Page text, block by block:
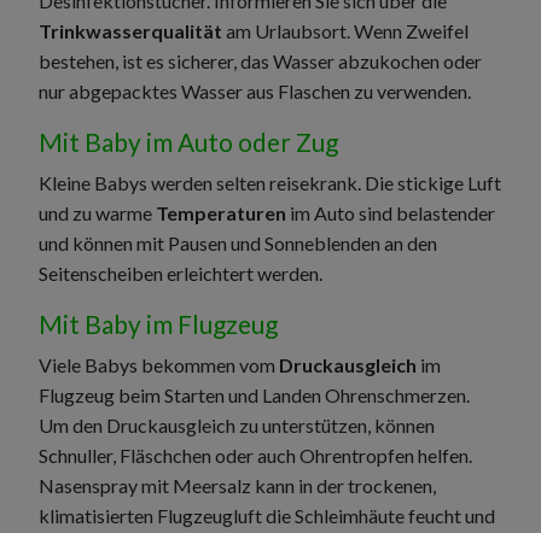
Trinkwasserqualität am Urlaubsort. Wenn Zweifel
bestehen, ist es sicherer, das Wasser abzukochen oder
nur abgepacktes Wasser aus Flaschen zu verwenden.
Mit Baby im Auto oder Zug
Kleine Babys werden selten reisekrank. Die stickige Luft
und zu warme Temperaturen im Auto sind belastender
und können mit Pausen und Sonneblenden an den
Seitenscheiben erleichtert werden.
Mit Baby im Flugzeug
Viele Babys bekommen vom Druckausgleich im
Flugzeug beim Starten und Landen Ohrenschmerzen.
Um den Druckausgleich zu unterstützen, können
Schnuller, Fläschchen oder auch Ohrentropfen helfen.
Nasenspray mit Meersalz kann in der trockenen,
klimatisierten Flugzeugluft die Schleimhäute feucht und